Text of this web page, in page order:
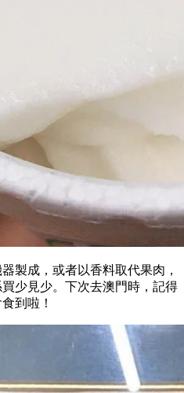
製成，或者以香料取代果肉，
少見少。下次去澳門時，記得
到啦！